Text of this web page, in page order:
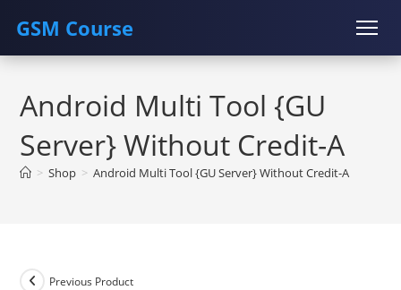
GSM Course
Skip
contentAndroid Multi Tool {GU
Server} Without Credit-A
> Shop > Android Multi Tool {GU Server} Without Credit-A
Previous Product